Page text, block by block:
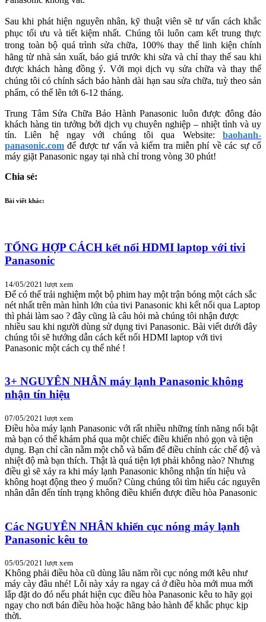
Sau khi phát hiện nguyên nhân, kỹ thuật viên sẽ tư vấn cách khắc
phục tối ưu và tiết kiệm nhất. Chúng tôi luôn cam kết trung thực
trong toàn bộ quá trình sửa chữa, 100% thay thế linh kiện chính
hãng từ nhà sản xuất, báo giá trước khi sửa và chỉ thay thế sau khi
được khách hàng đồng ý. Với mọi dịch vụ sửa chữa và thay thế
chúng tôi có chính sách bảo hành dài hạn sau sửa chữa, tuỳ theo sản
phẩm, có thể lên tới 6-12 tháng.
Trung Tâm Sửa Chữa Bảo Hành Panasonic luôn được đông đảo
khách hàng tin tưởng bởi dịch vụ chuyên nghiệp – nhiệt tình và uy
tín. Liên hệ ngay với chúng tôi qua Website: baohanh-
panasonic.com để được tư vấn và kiểm tra miễn phí về các sự cố
máy giặt Panasonic ngay tại nhà chỉ trong vòng 30 phút!
Chia sẻ:
Bài viết khác:
TỔNG HỢP CÁCH kết nối HDMI laptop với tivi
Panasonic
14/05/2021 lượt xem
Để có thể trải nghiệm một bộ phim hay một trận bóng một cách sắc
nét nhất trên màn hình lớn của tivi Panasonic khi kết nối qua Laptop
thì phải làm sao ? đây cũng là câu hỏi mà chúng tôi nhận được
nhiều sau khi người dùng sử dụng tivi Panasonic. Bài viết dưới đây
chúng tôi sẽ hướng dẫn cách kết nối HDMI laptop với tivi
Panasonic một cách cụ thể nhé !
3+ NGUYÊN NHÂN máy lạnh Panasonic không
nhận tín hiệu
07/05/2021 lượt xem
Điều hòa máy lạnh Panasonic với rất nhiều những tính năng nổi bật
mà bạn có thể khám phá qua một chiếc điều khiển nhỏ gọn và tiện
dụng. Bạn chỉ cần nằm một chỗ và bấm để điều chỉnh các chế độ và
nhiệt độ mà bạn thích. Thật là quá tiện lợi phải không nào? Nhưng
điều gì sẽ xảy ra khi máy lạnh Panasonic không nhận tín hiệu và
không hoạt động theo ý muốn? Cùng chúng tôi tìm hiểu các nguyên
nhân dẫn đến tính trạng không điều khiển được điều hòa Panasonic
Các NGUYÊN NHÂN khiến cục nóng máy lạnh
Panasonic kêu to
05/05/2021 lượt xem
Không phải điều hòa cũ dùng lâu năm rồi cục nóng mới kêu như
máy cày đâu nhé! Lỗi này xảy ra ngay cả ở điều hòa mới mua mới
lắp đặt do đó nếu phát hiện cục điều hòa Panasonic kêu to hãy gọi
ngay cho nơi bán điều hòa hoặc hãng bảo hành để khắc phục kịp
thời.